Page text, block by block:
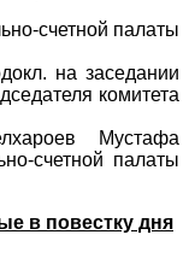
счетной палаты
на заседании
комитета
Мустафа
счетной палаты
в повестку дня